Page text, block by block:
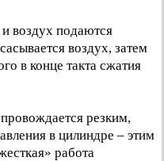
воздух подаются
воздух, затем
в конце такта сжатия
резким,
в цилиндре – этим
работа